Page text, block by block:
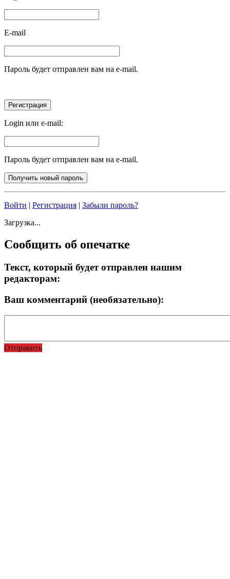
E-mail
Пароль будет отправлен вам на e-mail.
Login или e-mail:
Пароль будет отправлен вам на e-mail.
Войти | Регистрация | Забыли пароль?
Загрузка...
Сообщить об опечатке
Текст, который будет отправлен нашим
редакторам:
Ваш комментарий (необязательно):
Отправить